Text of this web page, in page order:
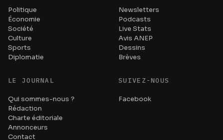
Politique
Économie
Société
Culture
Sports
Diplomatie
Newsletters
Podcasts
Live Stats
Avis ANEP
Dessins
Brèves
LE JOURNAL
Qui sommes-nous ?
Rédaction
Charte éditoriale
Annonceurs
Contact
SUIVEZ-NOUS
Facebook